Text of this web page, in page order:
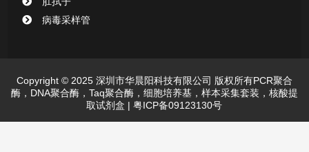
病毒采样管
Copyright © 2025 深圳市华晨阳科技有限公司 版权所有PCR聚合
酶，DNA聚合酶，Taq聚合酶，细胞培养基，样本采集套装，核酸提
取试剂盒 | 粤ICP备09123130号